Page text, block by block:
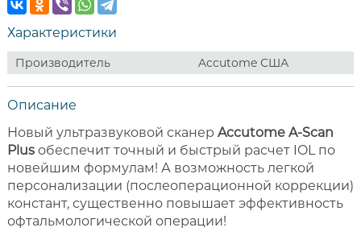
Характеристики
Производитель Accutome США
Описание
Новый ультразвуковой сканер Accutome A-Scan
Plusобеспечит точный и быстрый расчет IOL по
новейшим формулам! А возможность легкой
персонализации (послеоперационной коррекции)
констант, существенно повышает эффективность
офтальмологической операции!